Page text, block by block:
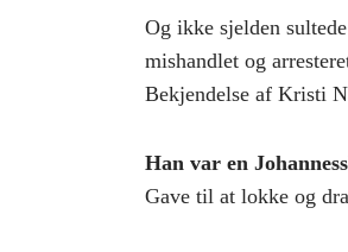
Og ikke sjelden
mishandlet og
Bekjendelse af Kristi
Han var en
Gave til at lokke og